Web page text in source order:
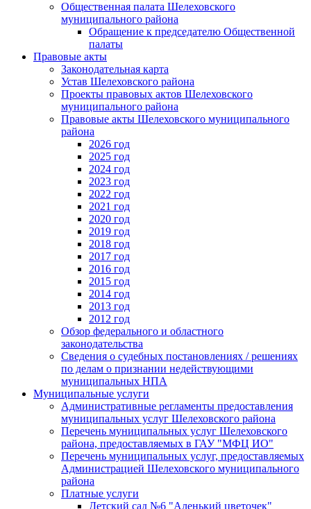
Общественная палата Шелеховского
муниципального района
Обращение к председателю Общественной
палаты
Правовые акты
Законодательная карта
Устав Шелеховского района
Проекты правовых актов Шелеховского
муниципального района
Правовые акты Шелеховского муниципального
района
2026 год
2025 год
2024 год
2023 год
2022 год
2021 год
2020 год
2019 год
2018 год
2017 год
2016 год
2015 год
2014 год
2013 год
2012 год
Обзор федерального и областного
законодательства
Сведения о судебных постановлениях / решениях
по делам о признании недействующими
муниципальных НПА
Муниципальные услуги
Административные регламенты предоставления
муниципальных услуг Шелеховского района
Перечень муниципальных услуг Шелеховского
района, предоставляемых в ГАУ "МФЦ ИО"
Перечень муниципальных услуг, предоставляемых
Администрацией Шелеховского муниципального
района
Платные услуги
Детский сад №6 "Аленький цветочек"